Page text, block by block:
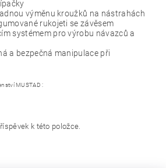
výměnu kroužků na nástrahách
rukojeti se závěsem
systémem pro výrobu návazců a
a bezpečná manipulace při
MUSTAD :
k této položce.